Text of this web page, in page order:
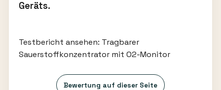
Geräts.
Testbericht ansehen: Tragbarer
Sauerstoffkonzentrator mit O2-Monitor
Bewertung auf dieser Seite